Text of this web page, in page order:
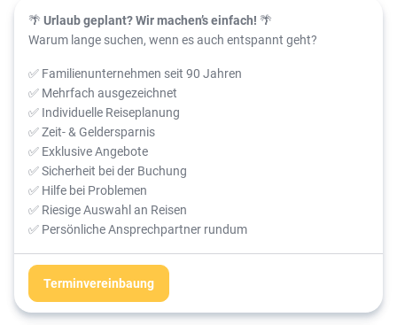
🌴 Urlaub geplant? Wir machen’s einfach! 🌴
Warum lange suchen, wenn es auch entspannt geht?
✅ Familienunternehmen seit 90 Jahren
✅ Mehrfach ausgezeichnet
✅ Individuelle Reiseplanung
✅ Zeit- & Geldersparnis
✅ Exklusive Angebote
✅ Sicherheit bei der Buchung
✅ Hilfe bei Problemen
✅ Riesige Auswahl an Reisen
✅ Persönliche Ansprechpartner rundum
Terminvereinbaung